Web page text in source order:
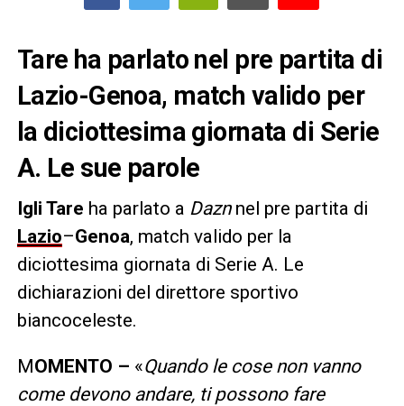
Tare ha parlato nel pre partita di
Lazio-Genoa, match valido per
la diciottesima giornata di Serie
A. Le sue parole
Igli Tare ha parlato a Daznnel pre partita di
Lazio–Genoa, match valido per la
diciottesima giornata di Serie A. Le
dichiarazioni del direttore sportivo
biancoceleste.
MOMENTO – «Quando le cose non vanno
come devono andare, ti possono fare